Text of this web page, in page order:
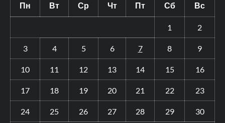
Пн Вт Ср Чт Пт Сб Вс
1 2
3 4 5 6 7 8 9
10 11 12 13 14 15 16
17 18 19 20 21 22 23
24 25 26 27 28 29 30